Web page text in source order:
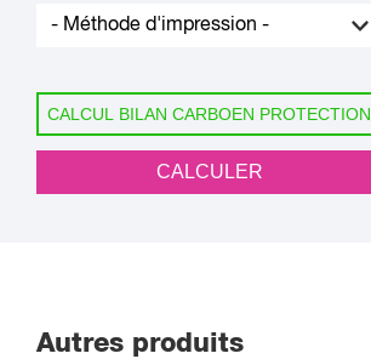
CALCUL BILAN CARBOEN PROTECTION
CALCULER
Autres produits